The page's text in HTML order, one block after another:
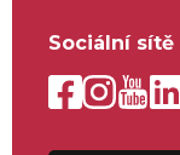
Sociální sítě